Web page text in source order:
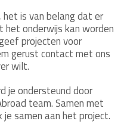
het is van belang dat er
onderwijs kan worden
projecten voor
gerust contact met ons
wilt.
je ondersteund door
team. Samen met
samen aan het project.